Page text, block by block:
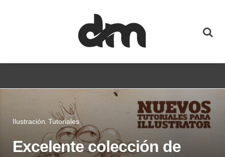
Ilustración Tutoriales
Excelente colección de